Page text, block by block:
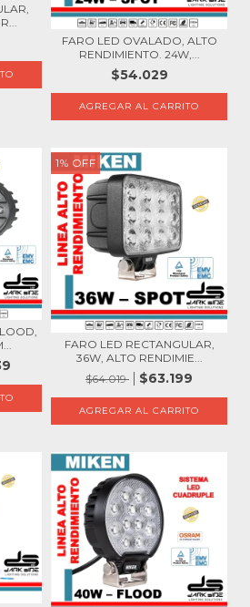
FARO LED OVALADO, ALTO
RENDIMIENTO. 24W,...
$54.029
1% OFF
FARO LED RECTANGULAR,
36W, ALTO RENDIMIE...
$64.019
$63.199